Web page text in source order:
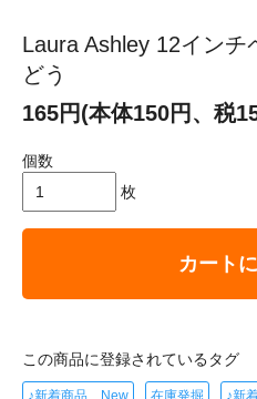
Laura Ashley 12イン
どう
165円(本体150円、税
個数
枚
カート
この商品に登録されているタグ
♪新着商品 New 在庫発掘 ♪新